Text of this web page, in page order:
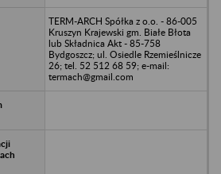
TERM-ARCH Spółka z o.o. - 86-005
Kruszyn Krajewski gm. Białe Błota
lub Składnica Akt - 85-758
Bydgoszcz; ul. Osiedle Rzemieślnicze
26; tel. 52 512 68 59; e-mail:
termach@gmail.com